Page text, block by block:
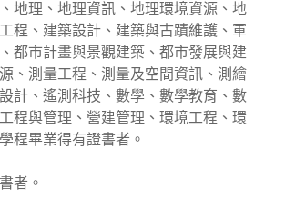
地理、地理資訊、地理環境資源、地
程、建築設計、建築與古蹟維護、軍
都市計畫與景觀建築、都市發展與建
、測量工程、測量及空間資訊、測繪
計、遙測科技、數學、數學教育、數
程與管理、營建管理、環境工程、環
程畢業得有證書者。
者。